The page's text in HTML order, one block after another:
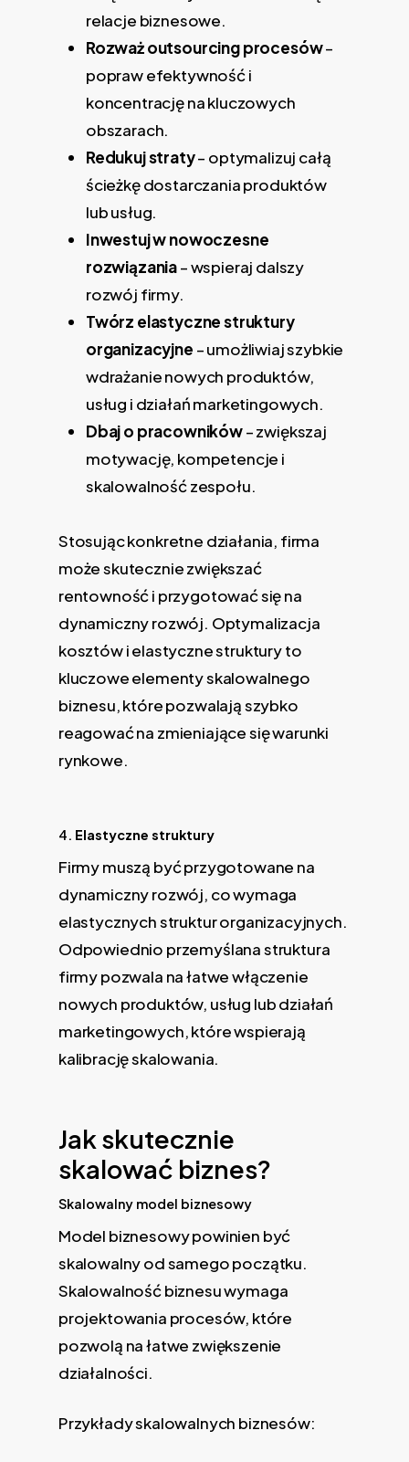
relacje biznesowe.
Rozważ outsourcing procesów–
popraw efektywność i
koncentrację na kluczowych
obszarach.
Redukuj straty– optymalizuj całą
ścieżkę dostarczania produktów
lub usług.
Inwestuj w nowoczesne
rozwiązania– wspieraj dalszy
rozwój firmy.
Twórz elastyczne struktury
organizacyjne – umożliwiaj szybkie
wdrażanie nowych produktów,
usług i działań marketingowych.
Dbaj o pracowników– zwiększaj
motywację, kompetencje i
skalowalność zespołu.
Stosując konkretne działania, firma
może skutecznie zwiększać
rentowność i przygotować się na
dynamiczny rozwój. Optymalizacja
kosztów i elastyczne struktury to
kluczowe elementy skalowalnego
biznesu, które pozwalają szybko
reagować na zmieniające się warunki
rynkowe.
4. Elastyczne struktury
Firmy muszą być przygotowane na
dynamiczny rozwój, co wymaga
elastycznych struktur organizacyjnych.
Odpowiednio przemyślana struktura
firmy pozwala na łatwe włączenie
nowych produktów, usług lub działań
marketingowych, które wspierają
kalibrację skalowania.
Jak skutecznie
skalować biznes?
Skalowalny model biznesowy
Model biznesowy powinien być
skalowalny od samego początku.
Skalowalność biznesu wymaga
projektowania procesów, które
pozwolą na łatwe zwiększenie
działalności.
Przykłady skalowalnych biznesów: